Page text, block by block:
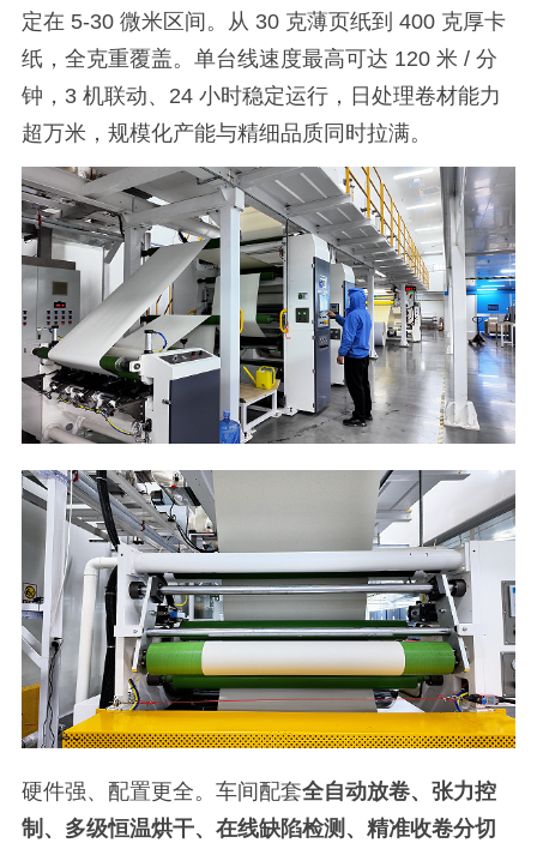
定在 5-30 微米区间。从 30 克薄页纸到 400 克厚卡
纸，全克重覆盖。单台线速度最高可达 120 米 / 分
钟， 3 机联动、 24 小时稳定运行，日处理卷材能力
超万米，规模化产能与精细品质同时拉满。
硬件强、配置更全。车间配套全自动放卷、张力控
制、多级恒温烘干、在线缺陷检测、精准收卷分切